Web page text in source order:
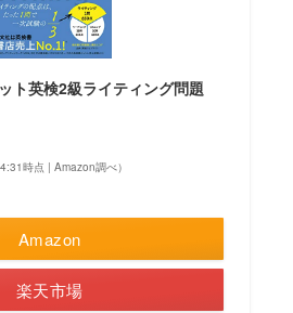
ト英検2級ライティング問題
時点 | Amazon調べ）
Amazon
楽天市場